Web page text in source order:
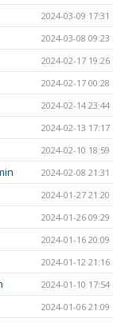
2024-03-09 17:31
2024-03-08 09:23
2024-02-17 19:26
2024-02-17 00:28
2024-02-14 23:44
2024-02-13 17:17
2024-02-10 18:59
2024-02-08 21:31
2024-01-27 21:20
2024-01-26 09:29
2024-01-16 20:09
2024-01-12 21:16
2024-01-10 17:54
2024-01-06 21:09